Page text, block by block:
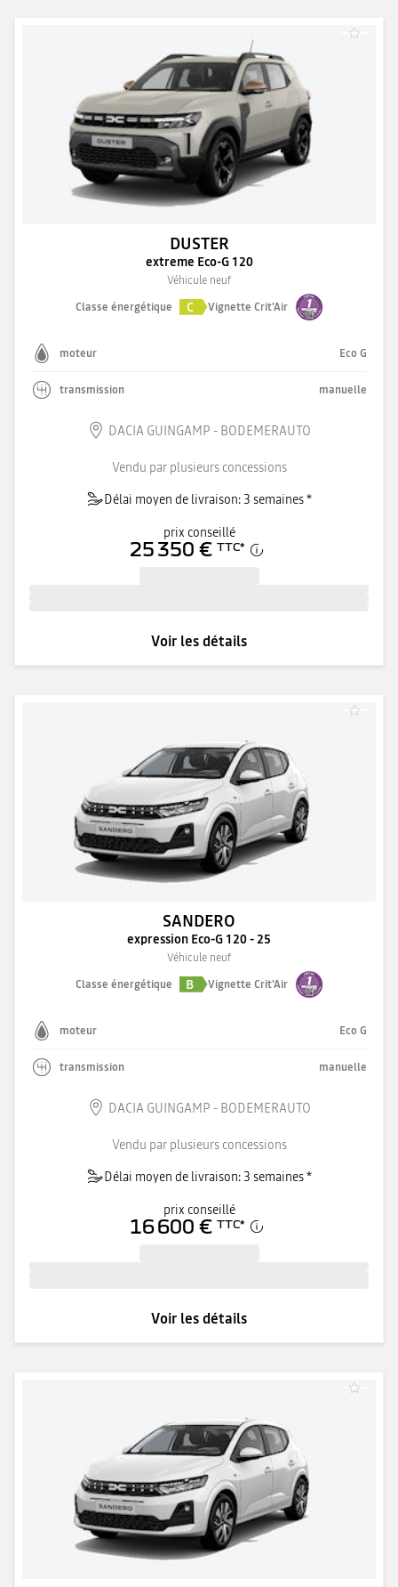
DUSTER
extreme Eco-G 120
Véhicule neuf
Classe énergétique
C Vignette Crit'Air
moteur Eco G
transmission manuelle
DACIA GUINGAMP - BODEMERAUTO
Vendu par plusieurs concessions
Délai moyen de livraison: 3 semaines *
prix conseillé
25 350 € TTC*
Voir les détails
SANDERO
expression Eco-G 120 - 25
Véhicule neuf
Classe énergétique
B Vignette Crit'Air
moteur Eco G
transmission manuelle
DACIA GUINGAMP - BODEMERAUTO
Vendu par plusieurs concessions
Délai moyen de livraison: 3 semaines *
prix conseillé
16 600 € TTC*
Voir les détails